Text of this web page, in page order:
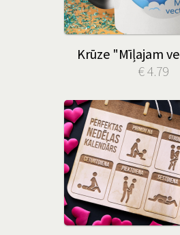
Krūze "Mīļajam
€ 4.79